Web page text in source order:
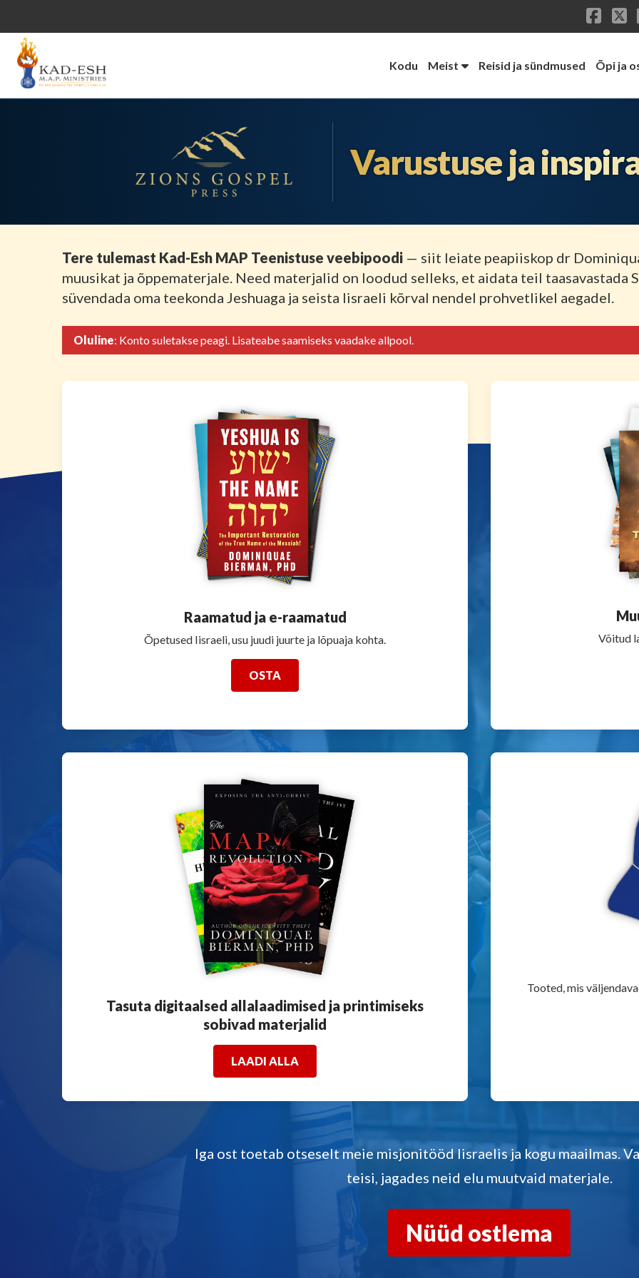
X
Kodu Meist Reisid ja sündmused Õpi ja
Varustuse ja
Tere tulemast Kad-Esh MAP Teenistuse veebipoodi — siit leiate peapiiskop dr
muusikat ja õppematerjale. Need materjalid on loodud selleks, et aidata teil taasavastada
süvendada oma teekonda Jeshuaga ja seista Iisraeli kõrval nendel prohvetlikel aegadel.
Oluline: Konto suletakse peagi. Lisateabe saamiseks vaadake allpool.
Raamatud ja e-raamatud
Õpetused Iisraeli, usu juudi juurte ja lõpuaja kohta.
OSTA
Võitud
Tasuta digitaalsed allalaadimised ja printimiseks
sobivad materjalid
LAADI ALLA
Tooted, mis
Iga ost toetab otseselt meie misjonitööd Iisraelis ja kogu maailmas.
teisi, jagades neid elu muutvaid materjale.
Nüüd ostlema